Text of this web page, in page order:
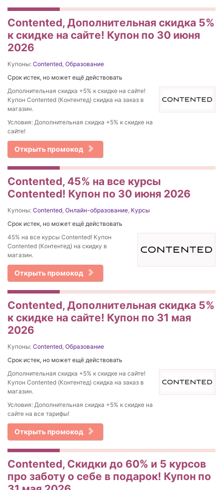
Contented, Дополнительная скидка 5%
к скидке на сайте! Купон по 30 июня
2026
Купоны: Contented Образование
Срок истек, но может ещё действовать
Дополнительная скидка +5% к скидке на сайте!
Купон Contented (Контентед) скидка на заказ в
магазин.
Условия: Дополнительная скидка +5% к скидке на
сайте!
Открыть промокод
Contented, 45% на все курсы
Contented! Купон по 30 июня 2026
Купоны: Contented Онлайн-образование Курсы
Срок истек, но может ещё действовать
45% на все курсы Contented! Купон
Contented (Контентед) на скидку в
магазин.
Открыть промокод
Contented, Дополнительная скидка 5%
к скидке на сайте! Купон по 31 мая
2026
Купоны: Contented Образование
Срок истек, но может ещё действовать
Дополнительная скидка +5% к скидке на сайте!
Купон Contented (Контентед) скидка на заказ в
магазин.
Условия: Дополнительная скидка +5% к скидке на
сайте на все тарифы!
Открыть промокод
Contented, Скидки до 60% и 5 курсов
про заботу о себе в подарок! Купон по